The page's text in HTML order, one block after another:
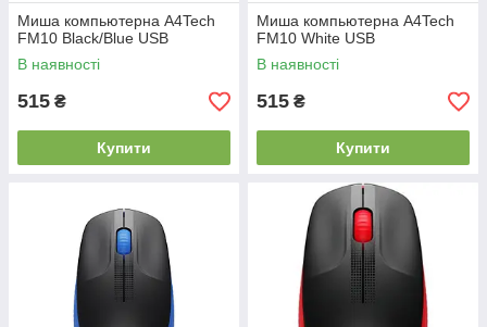
Миша компьютерна A4Tech
FM10 Black/Blue USB
В наявності
515 ₴
Купити
Миша компьютерна A4Tech
FM10 White USB
В наявності
515 ₴
Купити